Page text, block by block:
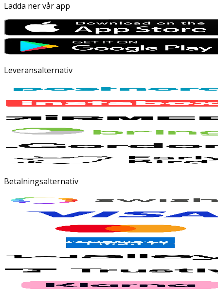
Ladda ner vår app
Leveransalternativ
Betalningsalternativ